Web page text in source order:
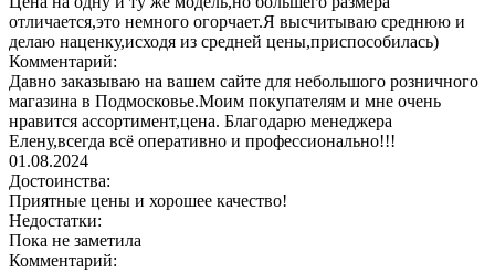
отличается,это немного огорчает.Я высчитываю среднюю и
делаю наценку,исходя из средней цены,приспособилась)
Комментарий:
Давно заказываю на вашем сайте для небольшого розничного
магазина в Подмосковье.Моим покупателям и мне очень
нравится ассортимент,цена. Благодарю менеджера
Елену,всегда всё оперативно и профессионально!!!
01.08.2024
Достоинства:
Приятные цены и хорошее качество!
Недостатки:
Пока не заметила
Комментарий: